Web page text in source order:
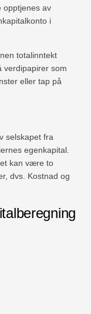
opptjenes av
i
totalinntekt
verdipapirer som
eller tap på
selskapet fra
egenkapital.
kan være to
dvs. Kostnad og